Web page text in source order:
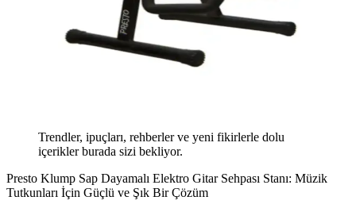
Trendler, ipuçları, rehberler ve yeni fikirlerle dolu
içerikler burada sizi bekliyor.
Presto Klump Sap Dayamalı Elektro Gitar Sehpası Stanı: Müzik
Tutkunları İçin Güçlü ve Şık Bir Çözüm